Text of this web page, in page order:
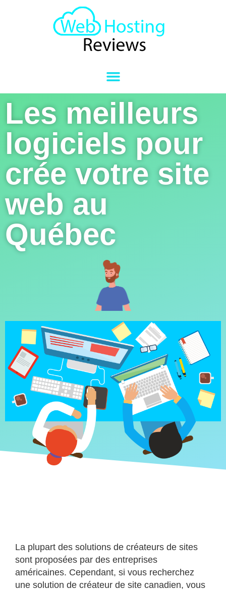
Les meilleurs
logiciels pour
crée votre site
web au
Québec
La plupart des solutions de créateurs de sites
sont proposées par des entreprises
américaines. Cependant, si vous recherchez
une solution de créateur de site canadien, vous